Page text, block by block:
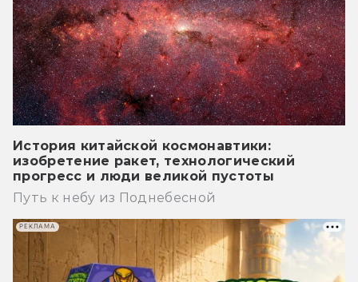
История китайской космонавтики:
изобретение ракет, технологический
прогресс и люди великой пустоты
Путь к небу из Поднебесной
РЕКЛАМА